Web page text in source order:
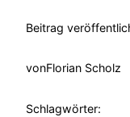
Beitrag
vonFlorian Scholz
Schlagwörter: